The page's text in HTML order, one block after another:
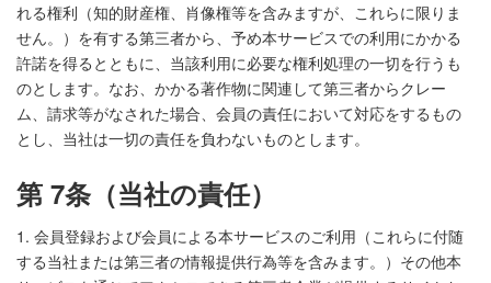
れる権利（知的財産権、肖像権等を含みますが、これらに限りま
せん。）を有する第三者から、予め本サービスでの利用にかかる
許諾を得るとともに、当該利用に必要な権利処理の一切を行うも
のとします。なお、かかる著作物に関連して第三者からクレー
ム、請求等がなされた場合、会員の責任において対応をするもの
とし、当社は一切の責任を負わないものとします。
第 7条（当社の責任）
1. 会員登録および会員による本サービスのご利用（これらに付随
する当社または第三者の情報提供行為等を含みます。）その他本